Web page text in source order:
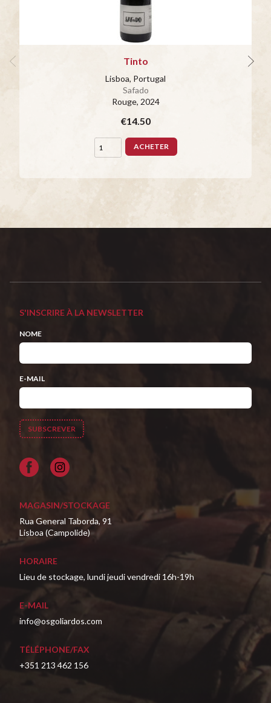
Tinto
Lisboa, Portugal
Safado
Rouge, 2024
€14.50
ACHETER
S'INSCRIRE À LA NEWSLETTER
NOME
E-MAIL
Facebook
MAGASIN/STOCKAGE
Rua General Taborda, 91
Lisboa (Campolide)
HORAIRE
Lieu de stockage, lundi jeudi vendredi 16h-19h
E-MAIL
info@osgoliardos.com
TÉLÉPHONE/FAX
+351 213 462 156